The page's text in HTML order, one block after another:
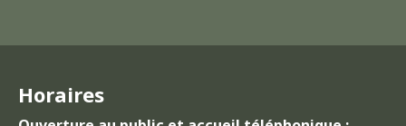
Horaires